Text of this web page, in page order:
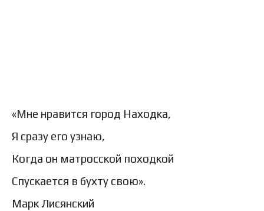
«Мне нравится город Находка,
Я сразу его узнаю,
Когда он матросской походкой
Спускается в бухту свою».
Марк Лисянский